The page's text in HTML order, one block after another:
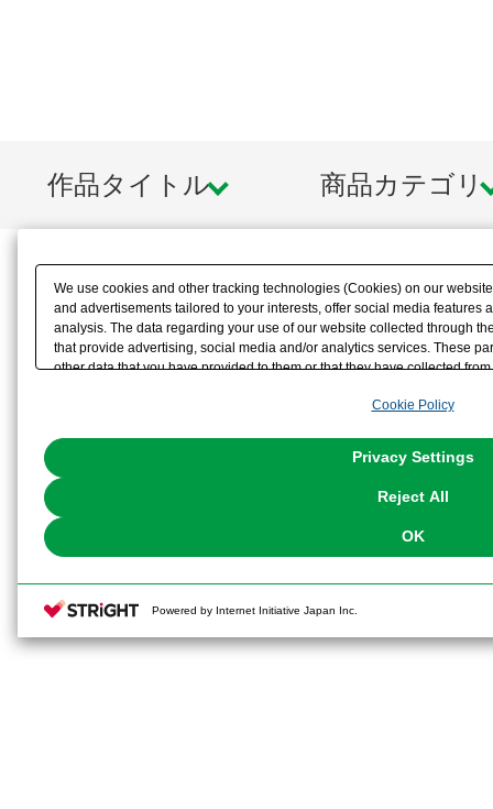
作品タイトル 商品カテゴリ
We use cookies and other tracking technologies (Cookies) on our
and advertisements tailored to your interests, offer social media features
analysis. The data regarding your use of our website collected through
that provide advertising, social media and/or analytics services. These
other data that you have provided to them or that they have collected
the use of all Cookies except for Strictly Necessary Cookies, please
You can change your consent or rejection settings at any time via
Cookie Policy
Privacy Settings
Reject All
OK
Powered by Internet Initiative Japan Inc.